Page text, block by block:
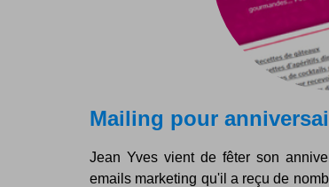
Mailing pour
Jean Yves vient de fêter son
emails marketing qu'il a reçu de